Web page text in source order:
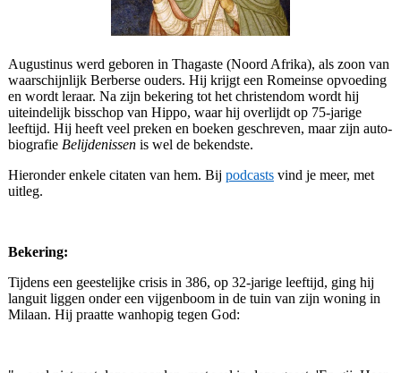
Augustinus werd geboren in Thagaste (Noord Afrika), als zoon van
waarschijnlijk Berberse ouders. Hij krijgt een Romeinse opvoeding
en wordt leraar. Na zijn bekering tot het christendom wordt hij
uiteindelijk bisschop van Hippo, waar hij overlijdt op 75-jarige
leeftijd. Hij heeft veel preken en boeken geschreven, maar zijn auto-
biografie Belijdenissenis wel de bekendste.
Hieronder enkele citaten van hem. Bij podcastsvind je meer, met
uitleg.
Bekering:
Tijdens een geestelijke crisis in 386, op 32-jarige leeftijd, ging hij
languit liggen onder een vijgenboom in de tuin van zijn woning in
Milaan. Hij praatte wanhopig tegen God: